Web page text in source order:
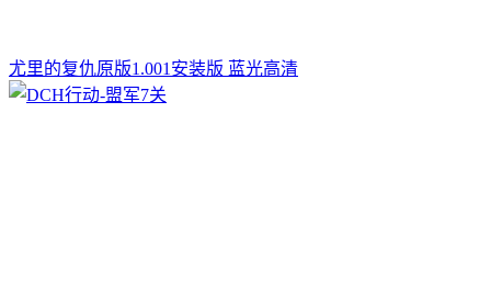
尤里的复仇原版1.001安装版 蓝光高清